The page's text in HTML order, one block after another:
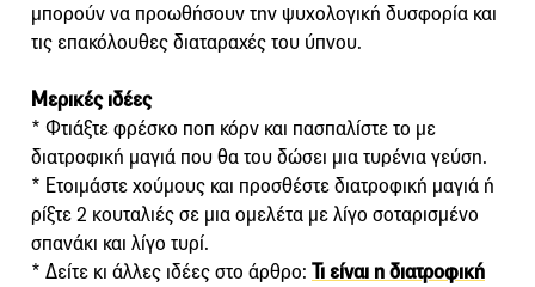
μπορούν να προωθήσουν την ψυχολογική δυσφορία και
τις επακόλουθες διαταραχές του ύπνου.
Μερικές ιδέες
* Φτιάξτε φρέσκο ποπ κόρν και πασπαλίστε το με
διατροφική μαγιά που θα του δώσει μια τυρένια γεύση.
* Ετοιμάστε χούμους και προσθέστε διατροφική μαγιά ή
ρίξτε 2 κουταλιές σε μια ομελέτα με λίγο σοταρισμένο
σπανάκι και λίγο τυρί.
* Δείτε κι άλλες ιδέες στο άρθρο: Τι είναι η διατροφική